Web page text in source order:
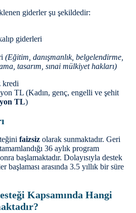
giderler şu şekildedir:
giderleri
(Eğitim, danışmanlık, belgelendirme,
tasarım, sınai mülkiyet hakları)
kredi
TL (Kadın, genç, engelli ve şehit
TL)
faizsiz olarak sunmaktadır. Geri
36 aylık program
başlamaktadır. Dolayısıyla destek
başlaması arasında 3.5 yıllık bir süre
Kapsamında Hangi